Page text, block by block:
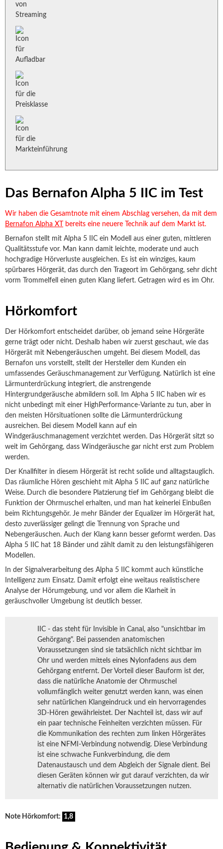
Das Bernafon Alpha 5 IIC im Test
Wir haben die Gesamtnote mit einem Abschlag versehen, da mit dem
Bernafon Alpha XT
bereits eine neuere Technik auf dem Markt ist.
Bernafon stellt mit Alpha 5 IIC ein Modell aus einer guten, mittleren
Qualitätsstufe vor. Man kann damit leichte, moderate und auch
hochgradige Hörverluste ausgleichen. Es ist ein winziges, kaum
spürbares Hörgerät, das durch den Trageort im Gehörgang, sehr dicht
vorm Trommelfell einen guten Klang liefert. Getragen wird es im Ohr.
Hörkomfort
Der Hörkomfort entscheidet darüber, ob jemand seine Hörgeräte
gerne trägt oder nicht. Deshalb haben wir zuerst geschaut, wie das
Hörgerät mit Nebengeräuschen umgeht. Bei diesem Modell, das
Bernafon uns vorstellt, stellt der Hersteller dem Kunden ein
umfassendes Geräuschmanagement zur Verfügung. Natürlich ist eine
Lärmunterdrückung integriert, die anstrengende
Hintergrundgeräusche abmildern soll. Im Alpha 5 IIC haben wir es
nicht unbedingt mit einer HighPerformance-Variante zu tun, aber in
den meisten Hörsituationen sollte die Lärmunterdrückung
ausreichen. Bei diesem Modell kann auf ein
Windgeräuschmanagement verzichtet werden. Das Hörgerät sitzt so
weit im Gehörgang, dass Windgeräusche gar nicht erst zum Problem
werden.
Der Knallfilter in diesem Hörgerät ist recht solide und alltagstauglich.
Das räumliche Hören geschieht mit Alpha 5 IIC auf ganz natürliche
Weise. Durch die besondere Platzierung tief im Gehörgang bleibt die
Funktion der Ohrmuschel erhalten, und man hat keinerlei Einbußen
beim Richtungsgehör. Je mehr Bänder der Equalizer im Hörgerät hat,
desto zuverlässiger gelingt die Trennung von Sprache und
Nebengeräuschen. Auch der Klang kann besser geformt werden. Das
Alpha 5 IIC hat 18 Bänder und zählt damit zu den leistungsfähigeren
Modellen.
In der Signalverarbeitung des Alpha 5 IIC kommt auch künstliche
Intelligenz zum Einsatz. Damit erfolgt eine weitaus realistischere
Analyse der Hörumgebung, und vor allem die Klarheit in
geräuschvoller Umgebung ist deutlich besser.
IIC - das steht für Invisible in Canal, also "unsichtbar im
Gehörgang". Bei passenden anatomischen
Voraussetzungen sind sie tatsächlich nicht sichtbar im
Ohr und werden mittels eines Nylonfadens aus dem
Gehörgang entfernt. Der Vorteil dieser Bauform ist der,
dass die natürliche Anatomie der Ohrmuschel
vollumfänglich weiter genutzt werden kann, was einen
sehr natürlichen Klangeindruck und ein hervorragendes
3D-Hören gewährleistet. Der Nachteil ist, dass wir auf
ein paar technische Feinheiten verzichten müssen. Für
die Kommunikation des rechten zum linken Hörgerätes
ist eine NFMI-Verbindung notwendig. Diese Verbindung
ist eine schwache Funkverbindung, die dem
Datenaustausch und dem Abgleich der Signale dient. Bei
diesen Geräten können wir gut darauf verzichten, da wir
alternativ die natürlichen Voraussetzungen nutzen.
Note Hörkomfort: 1,8